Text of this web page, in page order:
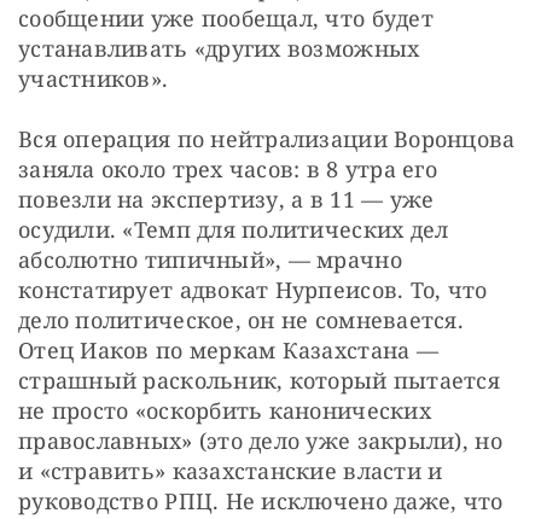
сообщении уже пообещал, что будет
устанавливать «других возможных
участников».
Вся операция по нейтрализации Воронцова
заняла около трех часов: в 8 утра его
повезли на экспертизу, а в 11 — уже
осудили. «Темп для политических дел
абсолютно типичный», — мрачно
констатирует адвокат Нурпеисов. То, что
дело политическое, он не сомневается.
Отец Иаков по меркам Казахстана —
страшный раскольник, который пытается
не просто «оскорбить канонических
православных» (это дело уже закрыли), но
и «стравить» казахстанские власти и
руководство РПЦ. Не исключено даже, что